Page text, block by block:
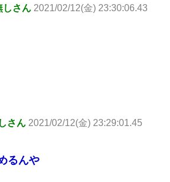
しさん 2021/02/12(金) 23:30:06.43
さん 2021/02/12(金) 23:29:01.45
るんや